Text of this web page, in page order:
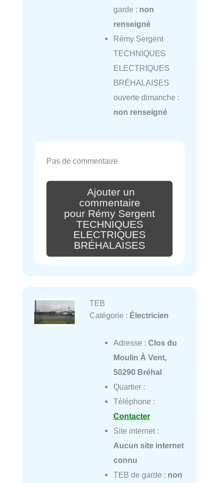
garde : non
renseigné
Rémy Sergent
TECHNIQUES
ELECTRIQUES
BRÉHALAISES
ouverte dimanche :
non renseigné
Pas de commentaire
Ajouter un
commentaire
pour Rémy Sergent
TECHNIQUES
ELECTRIQUES
BRÉHALAISES
TEB
Catégorie : Électricien
Adresse : Clos du
Moulin À Vent,
50290 Bréhal
Quartier :
Téléphone :
Contacter
Site internet :
Aucun site internet
connu
TEB de garde : non